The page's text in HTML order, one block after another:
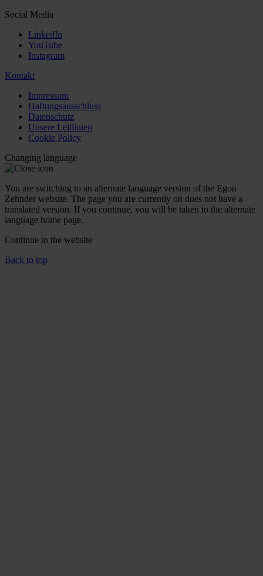
Social Media
LinkedIn
YouTube
Instagram
Kontakt
Impressum
Haftungsausschluss
Datenschutz
Unsere Leitlinien
Cookie Policy
Changing language
You are switching to an alternate language version of the Egon
Zehnder website. The page you are currently on does not have a
translated version. If you continue, you will be taken to the alternate
language home page.
Continue to the website
Back to top